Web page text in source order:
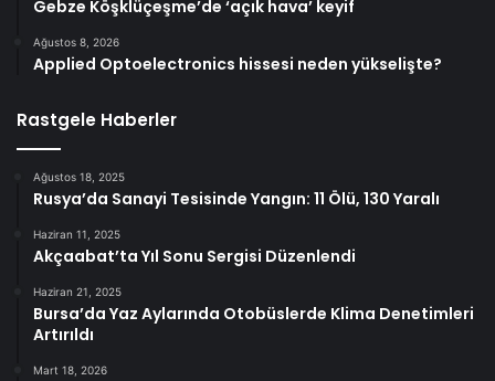
Gebze Köşklüçeşme’de ‘açık hava’ keyif
Ağustos 8, 2026
Applied Optoelectronics hissesi neden yükselişte?
Rastgele Haberler
Ağustos 18, 2025
Rusya’da Sanayi Tesisinde Yangın: 11 Ölü, 130 Yaralı
Haziran 11, 2025
Akçaabat’ta Yıl Sonu Sergisi Düzenlendi
Haziran 21, 2025
Bursa’da Yaz Aylarında Otobüslerde Klima Denetimleri
Artırıldı
Mart 18, 2026